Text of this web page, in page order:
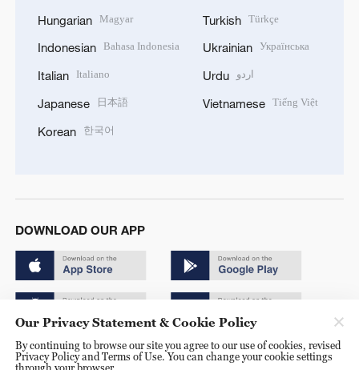
Hungarian Magyar
Indonesian Bahasa Indonesia
Italian Italiano
Japanese 日本語
Korean 한국어
Turkish Türkçe
Ukrainian Українська
Urdu اردو
Vietnamese Tiếng Việt
DOWNLOAD OUR APP
Copyright © 2024 CGTN.
Our Privacy Statement & Cookie Policy
By continuing to browse our site you agree to our use of cookies, revised
Privacy Policy and Terms of Use. You can change your cookie settings
through your browser.